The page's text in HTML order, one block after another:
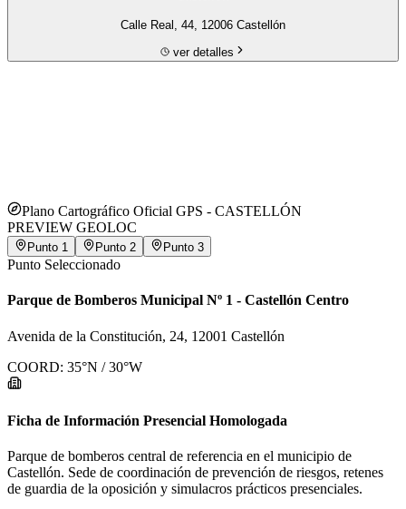
Calle Real, 44, 12006 Castellón
ver detalles
Plano Cartográfico Oficial GPS -
CASTELLÓN
PREVIEW GEOLOC
Punto1 Punto2 Punto3
Punto Seleccionado
Parque de Bomberos Municipal Nº 1 - Castellón Centro
Avenida de la Constitución, 24, 12001 Castellón
COORD: 35 °N / 30 °W
Ficha de Información Presencial Homologada
Parque de bomberos central de referencia en el municipio de
Castellón. Sede de coordinación de prevención de riesgos, retenes
de guardia de la oposición y simulacros prácticos presenciales.